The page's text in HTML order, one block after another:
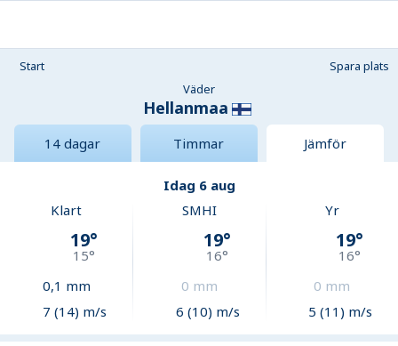
Start
Spara plats
Väder
Hellanmaa
14 dagar Timmar Jämför
Idag 6 aug
Klart
19°
15°
0,1 mm
7 (14) m/s
SMHI
19°
16°
0 mm
6 (10) m/s
Yr
19°
16°
0 mm
5 (11) m/s